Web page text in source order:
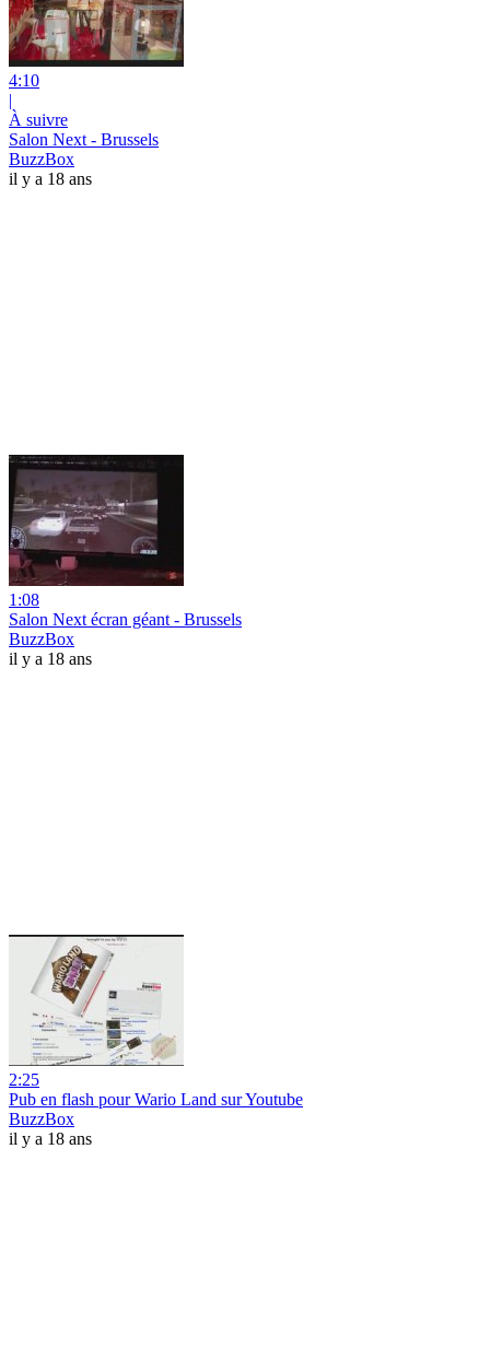
4:10
|
À suivre
Salon Next - Brussels
BuzzBox
il y a 18 ans
1:08
Salon Next écran géant - Brussels
BuzzBox
il y a 18 ans
2:25
Pub en flash pour Wario Land sur Youtube
BuzzBox
il y a 18 ans